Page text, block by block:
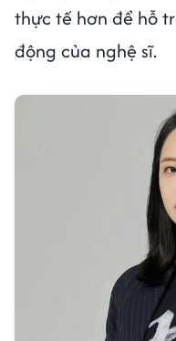
thực tế hơn để hỗ
động của nghệ sĩ.